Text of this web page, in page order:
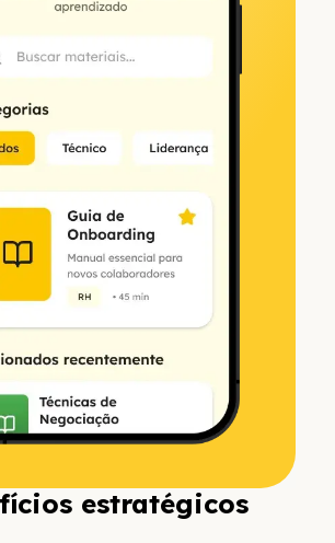
estratégicos